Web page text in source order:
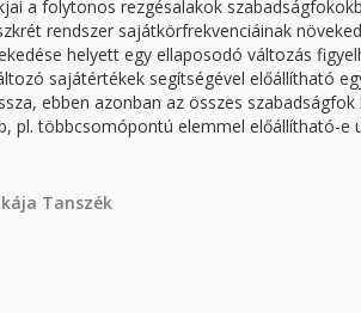
a folytonos rezgésalakok
rendszer sajátkörfrekvenciáinak
helyett egy ellaposodó változás
sajátértékek segítségével előállítható
ebben azonban az összes
pl. többcsomópontú elemmel előállítható-e
Tanszék